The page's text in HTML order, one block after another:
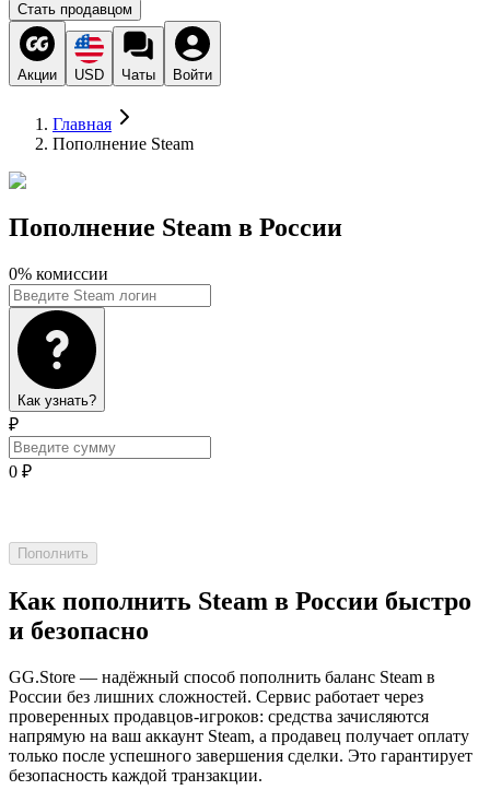
Стать продавцом
Акции USD Чаты Войти
Главная
Пополнение Steam
Пополнение Steam в России
0% комиссии
Как узнать?
₽
0 ₽
Пополнить
Как пополнить Steam в России быстро
и безопасно
GG.Store — надёжный способ пополнить баланс Steam в
России без лишних сложностей. Сервис работает через
проверенных продавцов-игроков: средства зачисляются
напрямую на ваш аккаунт Steam, а продавец получает оплату
только после успешного завершения сделки. Это гарантирует
безопасность каждой транзакции.